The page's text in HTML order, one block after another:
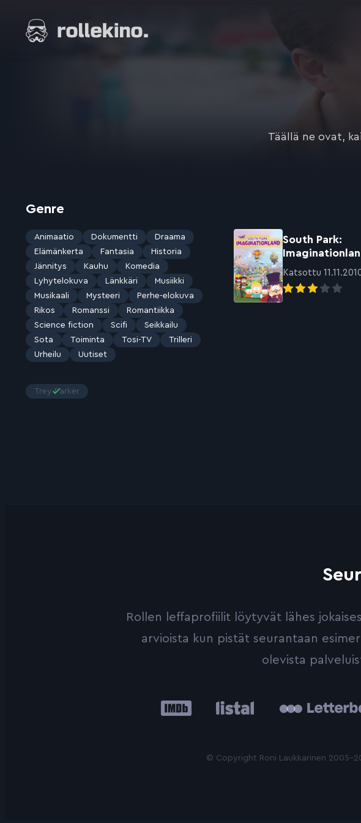
suoraan
sisältöön
Elokuvat ja elokuva-arviot | Rollekino.fi
Täällä ne ovat,
Genre
Animaatio Dokumentti
Draama
Elämänkerta
Fantasia
Historia
Jännitys
Kauhu
Komedia
Lyhytelokuva
Länkkäri
Musiikki
Musikaali
Mysteeri
Perhe-elokuva
Rikos
Romanssi
Romantiikka
Science fiction
Scifi
Seikkailu
Sota
Toiminta Tosi-TV
Trilleri
Urheilu
Uutiset
Trey Parker
South Park:
Katsottu
Rollen leffaprofiilit löytyvät lähes
arvioista kun pistät seurantaan
olevista
IMDb
© Copyright Roni Laukkarinen 2005-